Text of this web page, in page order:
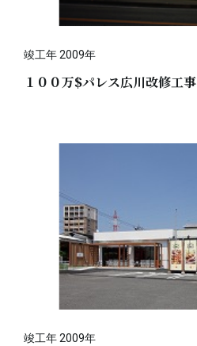
竣工年 2009年
１００万$パレス広川改修工事
竣工年 2009年